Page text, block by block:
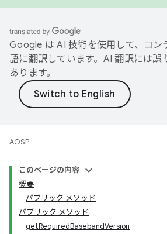
Google は AI 技術を使用して、コン
語に翻訳しています。AI 翻訳には誤
あります。
AOSP
このページの内容
概要
パブリック メソッド
パブリック メソッド
getRequiredBasebandVersion